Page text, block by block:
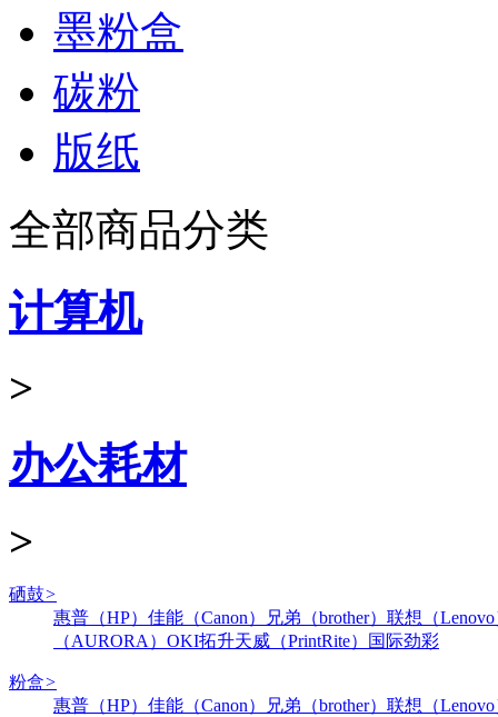
墨粉盒
碳粉
版纸
全部商品分类
计算机
>
办公耗材
>
硒鼓>
惠普（HP） 佳能（Canon） 兄弟（brother） 联想（
（AURORA） OKI拓升天威（PrintRite） 国际劲彩
粉盒>
惠普（HP） 佳能（Canon） 兄弟（brother） 联想（